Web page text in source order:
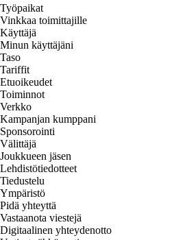
Työpaikat
Vinkkaa toimittajille
Käyttäjä
Minun käyttäjäni
Taso
Tariffit
Etuoikeudet
Toiminnot
Verkko
Kampanjan kumppani
Sponsorointi
Välittäjä
Joukkueen jäsen
Lehdistötiedotteet
Tiedustelu
Ympäristö
Pidä yhteyttä
Vastaanota viestejä
Digitaalinen yhteydenotto